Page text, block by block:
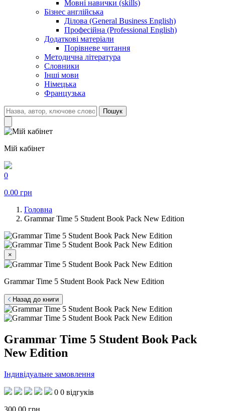
Мовні навички (skills)
Бізнес англійська
Ділова (General Business English)
Професійна (Professional English)
Додаткові матеріали
Порівневе читання
Методична література
Словники
Інші мови
Німецька
Французька
Пошук
Мій кабінет
0
0.00 грн
Головна
Grammar Time 5 Student Book Pack New Edition
×
Grammar Time 5 Student Book Pack New Edition
Назад до книги
Grammar Time 5 Student Book Pack
New Edition
Індивідуальне замовлення
0 0 відгуків
300.00 грн